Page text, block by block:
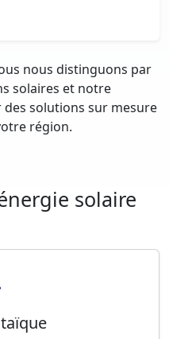
nous distinguons par
solaires et notre
solutions sur mesure
région.
solaire